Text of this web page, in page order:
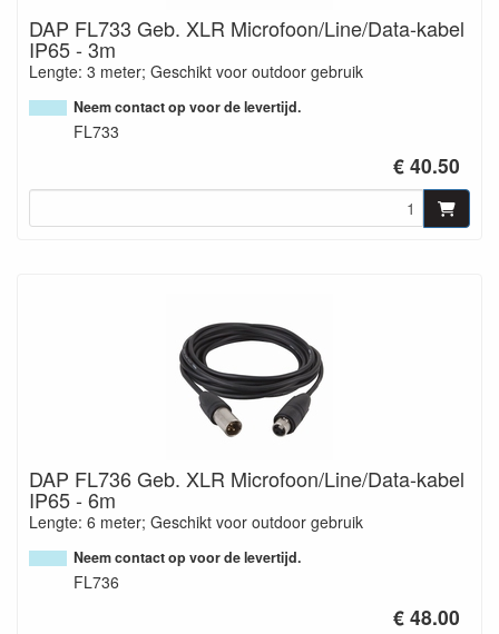
DAP FL733 Geb. XLR Microfoon/Line/Data-kabel
IP65 - 3m
Lengte: 3 meter; Geschikt voor outdoor gebruik
Neem contact op voor de levertijd.
FL733
€ 40.50
DAP FL736 Geb. XLR Microfoon/Line/Data-kabel
IP65 - 6m
Lengte: 6 meter; Geschikt voor outdoor gebruik
Neem contact op voor de levertijd.
FL736
€ 48.00